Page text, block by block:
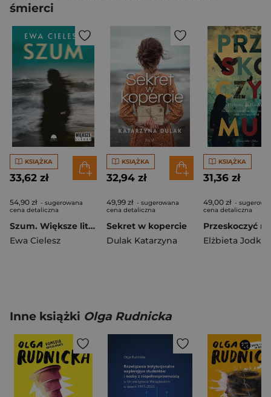
śmierci
KSIĄŻKA
33,62 zł
54,90 zł - sugerowana
cena detaliczna
Szum. Większe litery
Ewa Cielesz
KSIĄŻKA
32,94 zł
49,99 zł - sugerowana
cena detaliczna
Sekret w kopercie
Dulak Katarzyna
KSIĄŻKA
31,36 zł
49,00 zł -
cena detaliczna
Przeskoczyć
Elżbieta
Inne książki Olga Rudnicka